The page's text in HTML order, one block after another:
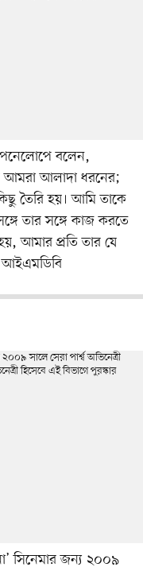
বলেন,
আমরা আলাদা ধরনের;
তৈরি হয়। আমি তাকে
তার সঙ্গে কাজ করতে
আমার প্রতি তার যে
আইএমডিবি
সিনেমার জন্য ২০০৯